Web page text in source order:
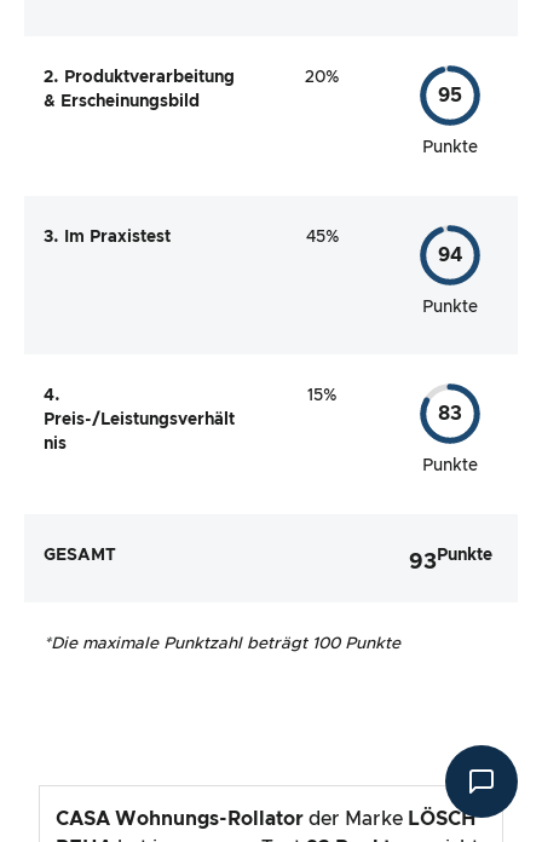
2. Produktverarbeitung
& Erscheinungsbild
20%
95
Punkte
3. Im Praxistest 45%
94
Punkte
4.
Preis-/Leistungsverhält
nis
15%
83
Punkte
GESAMT 93 Punkte
*Die maximale Punktzahl beträgt 100 Punkte
CASA Wohnungs-Rollator der Marke LÖSCH